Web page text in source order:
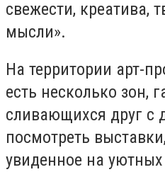
свежести, креатива,
мысли».
На территории арт-
есть несколько зон,
сливающихся друг с
посмотреть
увиденное на